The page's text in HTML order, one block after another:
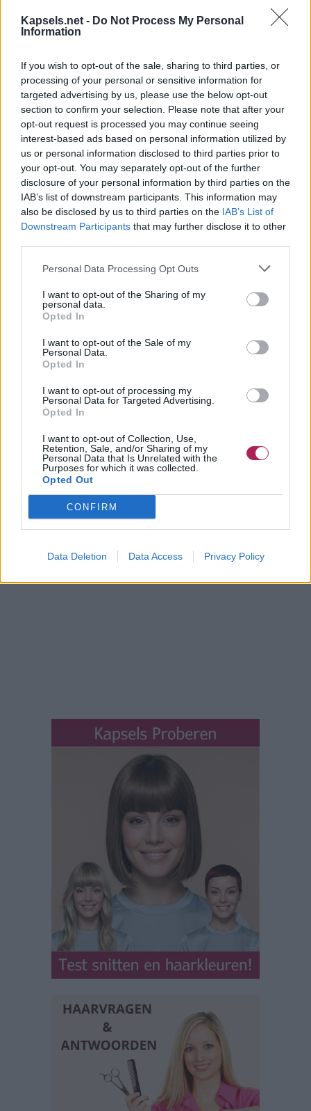
Kapsels.net - Do Not Process My Personal
Information
If you wish to opt-out of the sale, sharing to third parties, or
processing of your personal or sensitive information for
targeted advertising by us, please use the below opt-out
section to confirm your selection. Please note that after your
opt-out request is processed you may continue seeing
interest-based ads based on personal information utilized by
us or personal information disclosed to third parties prior to
your opt-out. You may separately opt-out of the further
disclosure of your personal information by third parties on the
IAB’s list of downstream participants. This information may
also be disclosed by us to third parties on the IAB’s List of
Downstream Participants that may further disclose it to other
Personal Data Processing Opt Outs
I want to opt-out of the Sharing of my
personal data.
Opted In
I want to opt-out of the Sale of my
Personal Data.
Opted In
I want to opt-out of processing my
Personal Data for Targeted Advertising.
Opted In
I want to opt-out of Collection, Use,
Retention, Sale, and/or Sharing of my
Personal Data that Is Unrelated with the
Purposes for which it was collected.
Opted Out
CONFIRM
Data Deletion Data Access Privacy Policy
Of je haar nu kort, lang of er ergens tussenin
is, een romantische haarstijl is een
tintje aan je uiterlijk te geven. Het volgen van
een paar eenvoudige tips zal je helpen dé perfecte look te
krijgen.Lees meer ...
Stylen met behulp van krultangen
Ongeacht de maat of type krul die je wenst,
voor elk doel is er wel ergens een geschikte
krultang verkrijgbaar. Hier vind je een aantal
zaken waarvan je op de hoogte moet zijn om
het beste uit je krultang te halen.Lees meer ...
Stylen zonder hulpmiddelen
en een styling product kun je de prachtigste
looks bij jezelf maken. Hier volgen een paar
van deze zeer eenvoudige technieken voor
vingergolven, platte krullen en pijpenkrullen.
Eén snit – drie kapsels voor elke
De huidige haarmode biedt ontelbare
stylingmogelijkheden om voor elke
gelegenheid een leuke look te hebben of om
er gewoon eens anders uit te zien. Met deze basissnit en de
juiste producten kunt u verschillende looks zelf stylen.